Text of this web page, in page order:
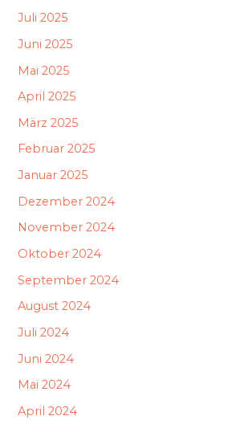
Juli 2025
Juni 2025
Mai 2025
April 2025
März 2025
Februar 2025
Januar 2025
Dezember 2024
November 2024
Oktober 2024
September 2024
August 2024
Juli 2024
Juni 2024
Mai 2024
April 2024